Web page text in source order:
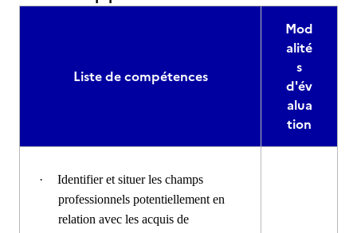
Liste de compétences
Mod
alité
s
d'év
alua
tion
·
Identifier et situer les champs
professionnels potentiellement en
relation avec les acquis de